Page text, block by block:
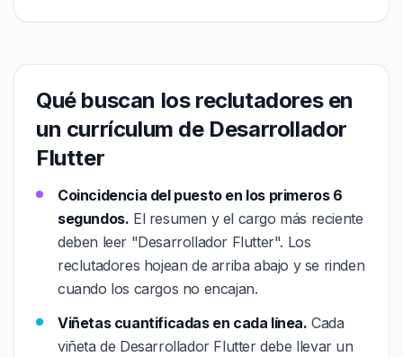
Qué buscan los reclutadores en
un currículum de Desarrollador
Flutter
Coincidencia del puesto en los primeros 6
segundos. El resumen y el cargo más reciente
deben leer "Desarrollador Flutter". Los
reclutadores hojean de arriba abajo y se rinden
cuando los cargos no encajan.
Viñetas cuantificadas en cada línea. Cada
viñeta de Desarrollador Flutter debe llevar un